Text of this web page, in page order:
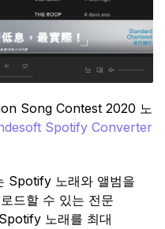
Song Contest 2020 노
Spotify Converter
Spotify 노래와 앨범을
드할 수 있는 전문
노래를 최대